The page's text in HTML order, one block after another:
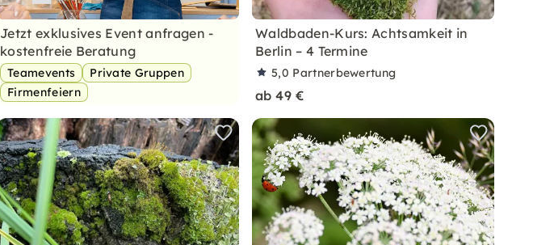
Jetzt exklusives Event anfragen -
kostenfreie Beratung
Teamevents
Private Gruppen
Firmenfeiern
Waldbaden-Kurs: Achtsamkeit in
Berlin – 4 Termine
5,0 Partnerbewertung
ab 49 €